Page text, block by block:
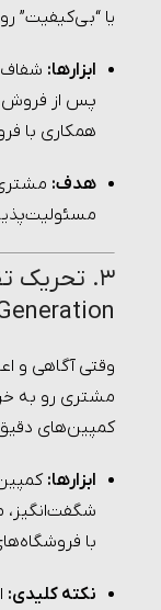
یا “بی‌کیفیت”
ابزارها:
پس از فروش،
همکاری با
هدف:
وقتی آگاهی و
مشتری رو به
کمپین‌های
ابزارها:
شگفت‌انگیز،
با
نکته کلیدی: